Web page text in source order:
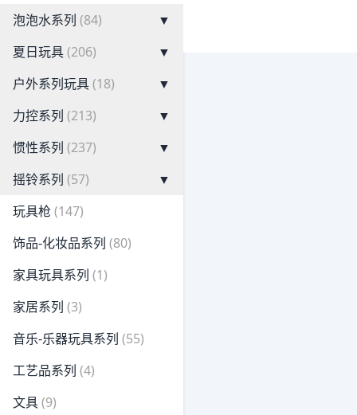
泡泡水系列 (84)
▼
夏日玩具(206)
▼
户外系列玩具(18)
▼
力控系列 (213)
▼
惯性系列 (237)
▼
摇铃系列 (57)
▼
玩具枪 (147)
饰品-化妆品系列 (80)
家具玩具系列 (1)
家居系列 (3)
音乐-乐器玩具系列 (55)
工艺品系列 (4)
文具(9)